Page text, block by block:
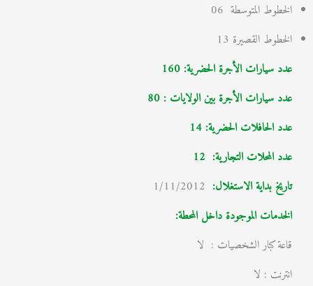
الخطوط المتوسطة 06
الخطوط القصيرة 13
عدد سيارات الأجرة الحضرية: 160
عدد سيارات الأجرة بين الولايات : 80
عدد الحافلات الحضرية: 14
عدد المحلات التجارية: 12
تاريخ بداية الاستغلال:
1/11/2012
الخدمات الموجودة داخل المحطة:
قاعة كبار الشخصيات : لا
انترنت : لا